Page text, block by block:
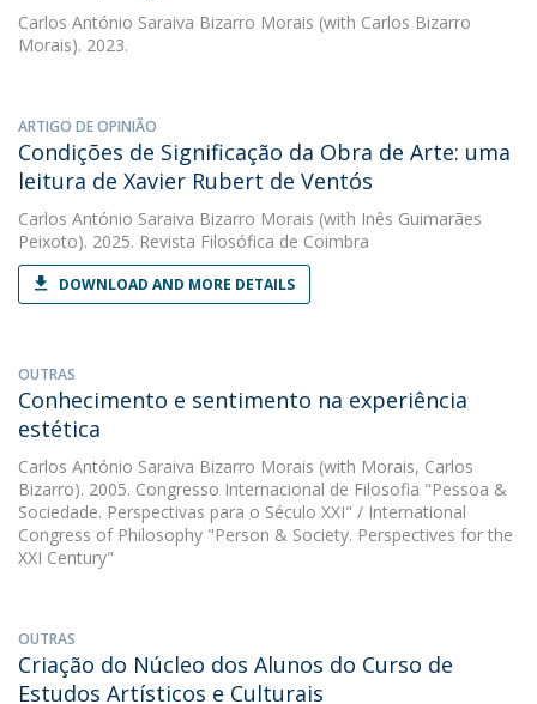
Carlos António Saraiva Bizarro Morais (with Carlos Bizarro
Morais). 2023.
ARTIGO DE OPINIÃO
Condições de Significação da Obra de Arte: uma
leitura de Xavier Rubert de Ventós
Carlos António Saraiva Bizarro Morais (with Inês Guimarães
Peixoto). 2025. Revista Filosófica de Coimbra
DOWNLOAD AND MORE DETAILS
OUTRAS
Conhecimento e sentimento na experiência
estética
Carlos António Saraiva Bizarro Morais (with Morais, Carlos
Bizarro). 2005. Congresso Internacional de Filosofia "Pessoa &
Sociedade. Perspectivas para o Século XXI" / International
Congress of Philosophy "Person & Society. Perspectives for the
XXI Century"
OUTRAS
Criação do Núcleo dos Alunos do Curso de
Estudos Artísticos e Culturais